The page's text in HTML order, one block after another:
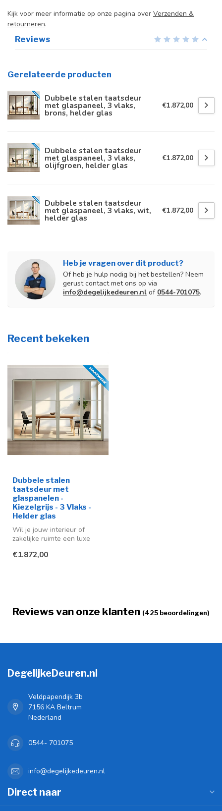
Kijk voor meer informatie op onze pagina over Verzenden &
retourneren.
Reviews
Gerelateerde producten
Dubbele stalen taatsdeur
met glaspaneel, 3 vlaks,
brons, helder glas
€1.872,00
Dubbele stalen taatsdeur
met glaspaneel, 3 vlaks,
olijfgroen, helder glas
€1.872,00
Dubbele stalen taatsdeur
met glaspaneel, 3 vlaks, wit,
helder glas
€1.872,00
Heb je vragen over dit product?
Of heb je hulp nodig bij het bestellen? Neem
gerust contact met ons op via
info@degelijkedeuren.nl of 0544-701075.
Recent bekeken
Dubbele stalen
taatsdeur met
glaspanelen -
Kiezelgrijs - 3 Vlaks -
Helder glas
Wil je jouw interieur of
zakelijke ruimte een luxe
bieden...
€1.872,00
Reviews van onze klanten (425 beoordelingen)
DegelijkeDeuren.nl
Veldpapendijk 3b
7156 KA Beltrum
Nederland
0544- 701075
info@degelijkedeuren.nl
Direct naar